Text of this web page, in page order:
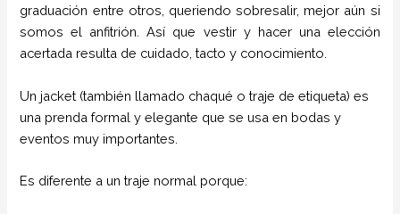
graduación entre otros, queriendo sobresalir, mejor aún si
somos el anfitrión. Así que vestir y hacer una elección
acertada resulta de cuidado, tacto y conocimiento.
Un jacket (también llamado chaqué o traje de etiqueta) es
una prenda formal y elegante que se usa en bodas y
eventos muy importantes.
Es diferente a un traje normal porque: